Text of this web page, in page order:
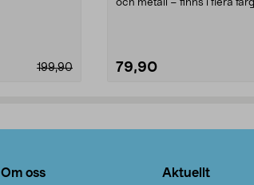
199,90
och metall – finns i flera
79,90
Om oss Aktuellt